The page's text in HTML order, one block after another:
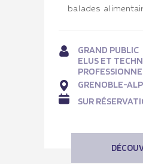
balades
GRAND PUBLIC
ELUS ET
GRENOBLE-
SUR